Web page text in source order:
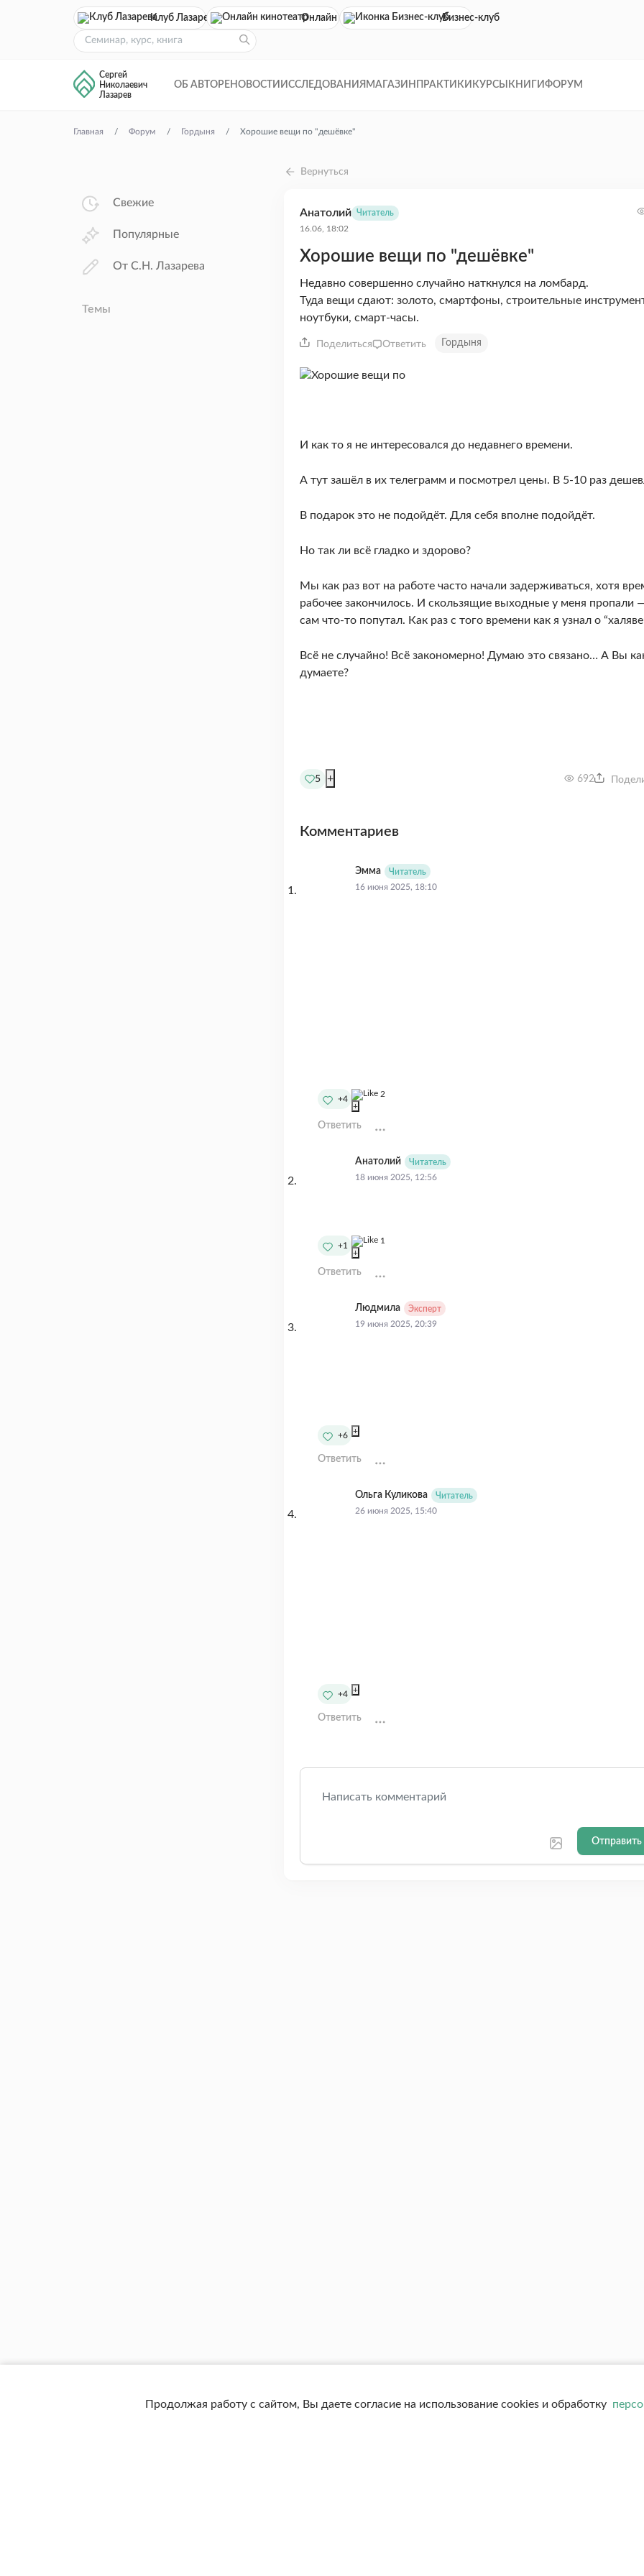
Клуб Лазарева Онлайн кинотеатр
Бизнес-клуб
Сергей
Николаевич
Лазарев
ОБ АВТОРЕ НОВОСТИ ИССЛЕДОВАНИЯ МАГАЗИН ПРАКТИКИ КУРСЫ КНИГИ ФОРУМ
Главная Форум Гордыня Хорошие вещи по "дешёвке"
Вернуться
Свежие
Популярные
От С.Н. Лазарева
Темы
Анатолий
Читатель
16.06, 18:02
Хорошие вещи по "дешёвке"
Недавно совершенно случайно наткнулся на ломбард.
Туда вещи сдают: золото, смартфоны, строительные
ноутбуки, смарт-часы.
Поделиться Ответить Гордыня
И как то я не интересовался до недавнего времени.
А тут зашёл в их телеграмм и посмотрел цены. В 5-10 раз
В подарок это не подойдёт. Для себя вполне подойдёт.
Но так ли всё гладко и здорово?
Мы как раз вот на работе часто начали задерживаться, хотя
рабочее закончилось. И скользящие выходные у меня пропали
сам что-то попутал. Как раз с того времени как я узнал о
Всё не случайно! Всё закономерно! Думаю это связано… А Вы
думаете?
5 + 692
Комментариев
Эмма
Читатель
16 июня 2025, 18:10
+4
2
+
Ответить
Анатолий
Читатель
18 июня 2025, 12:56
+1
1
+
Ответить
Людмила
Эксперт
19 июня 2025, 20:39
+6 +
Ответить
Ольга Куликова
Читатель
26 июня 2025, 15:40
+4 +
Ответить
Отправить
Продолжая работу с сайтом, Вы даете согласие на использование cookies и обработку